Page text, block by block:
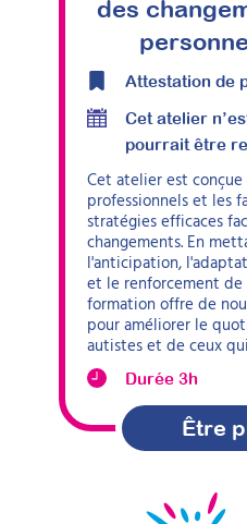
des
Attestation de
Cet atelier
pourrait être
Cet atelier est
professionnels et les
stratégies efficaces
changements. En
l'anticipation,
et le renforcement
formation offre de
pour améliorer le
autistes et de ceux
Durée 3h
Être